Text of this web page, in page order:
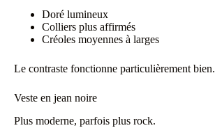
Doré lumineux
Colliers plus affirmés
Créoles moyennes à larges
Le contraste fonctionne particulièrement bien.
Veste en jean noire
Plus moderne, parfois plus rock.